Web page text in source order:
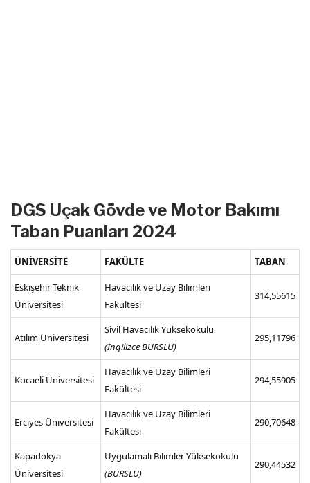
DGS Uçak Gövde ve Motor Bakımı
Taban Puanları 2024
ÜNİVERSİTE FAKÜLTE TABAN
Eskişehir Teknik
Üniversitesi
Havacılık ve Uzay Bilimleri
Fakültesi
314,55615
Atılım Üniversitesi
Sivil Havacılık Yüksekokulu
(İngilizce BURSLU)
295,11796
Kocaeli Üniversitesi
Havacılık ve Uzay Bilimleri
Fakültesi
294,55905
Erciyes Üniversitesi
Havacılık ve Uzay Bilimleri
Fakültesi
290,70648
Kapadokya
Üniversitesi
Uygulamalı Bilimler Yüksekokulu
(BURSLU)
290,44532